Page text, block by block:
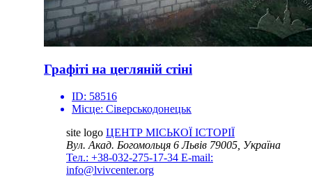
Графіті на цегляній стіні
ID: 58516
Місце: Сіверськодонецьк
site logo ЦЕНТР МІСЬКОЇ ІСТОРІЇ
Вул. Акад. Богомольця 6Львів 79005, Україна
Тел.: +38-032-275-17-34 E-mail:
info@lvivcenter.org